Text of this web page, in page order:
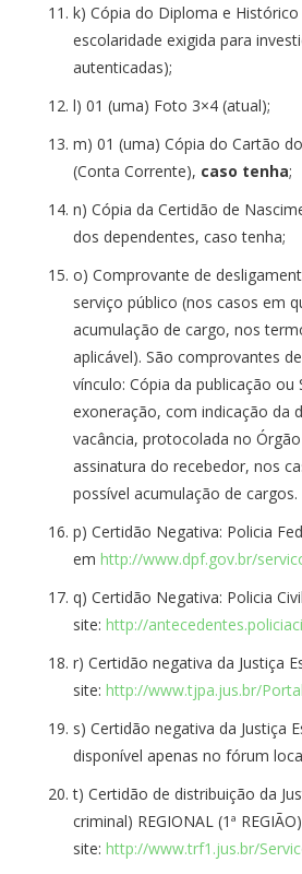
k) Cópia do Diploma e
escolaridade exigida para
autenticadas);
l) 01 (uma) Foto 3×4 (atual);
m) 01 (uma) Cópia do Cartão
(Conta Corrente), caso tenha;
n) Cópia da Certidão de
dos dependentes, caso tenha;
o) Comprovante de
serviço público (nos casos em
acumulação de cargo, nos
aplicável). São comprovantes
vínculo: Cópia da publicação ou
exoneração, com indicação da
vacância, protocolada no
assinatura do recebedor, nos
possível acumulação de cargos.
p) Certidão Negativa: Policia
em http://www.dpf.gov.br/
q) Certidão Negativa: Policia
site: http://
r) Certidão negativa da Justiça
site: http://www.tjpa.jus.br/
s) Certidão negativa da Justiça
disponível apenas no fórum
t) Certidão de distribuição da
criminal) REGIONAL (1ª
site: http://www.trf1.jus.br/